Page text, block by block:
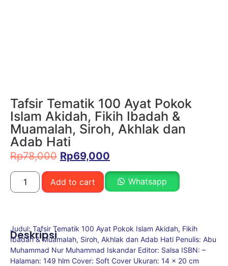
Tafsir Tematik 100 Ayat Pokok
Islam Akidah, Fikih Ibadah &
Muamalah, Siroh, Akhlak dan
Adab Hati
Rp78,000 Rp69,000
Add to cart Whatsapp
Deskripsi
Judul: Tafsir Tematik 100 Ayat Pokok Islam Akidah, Fikih
Ibadah & Muamalah, Siroh, Akhlak dan Adab Hati Penulis: Abu
Muhammad Nur Muhammad Iskandar Editor: Salsa ISBN: –
Halaman: 149 hlm Cover: Soft Cover Ukuran: 14 x 20 cm